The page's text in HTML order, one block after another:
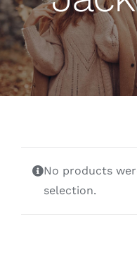
No products
selection.